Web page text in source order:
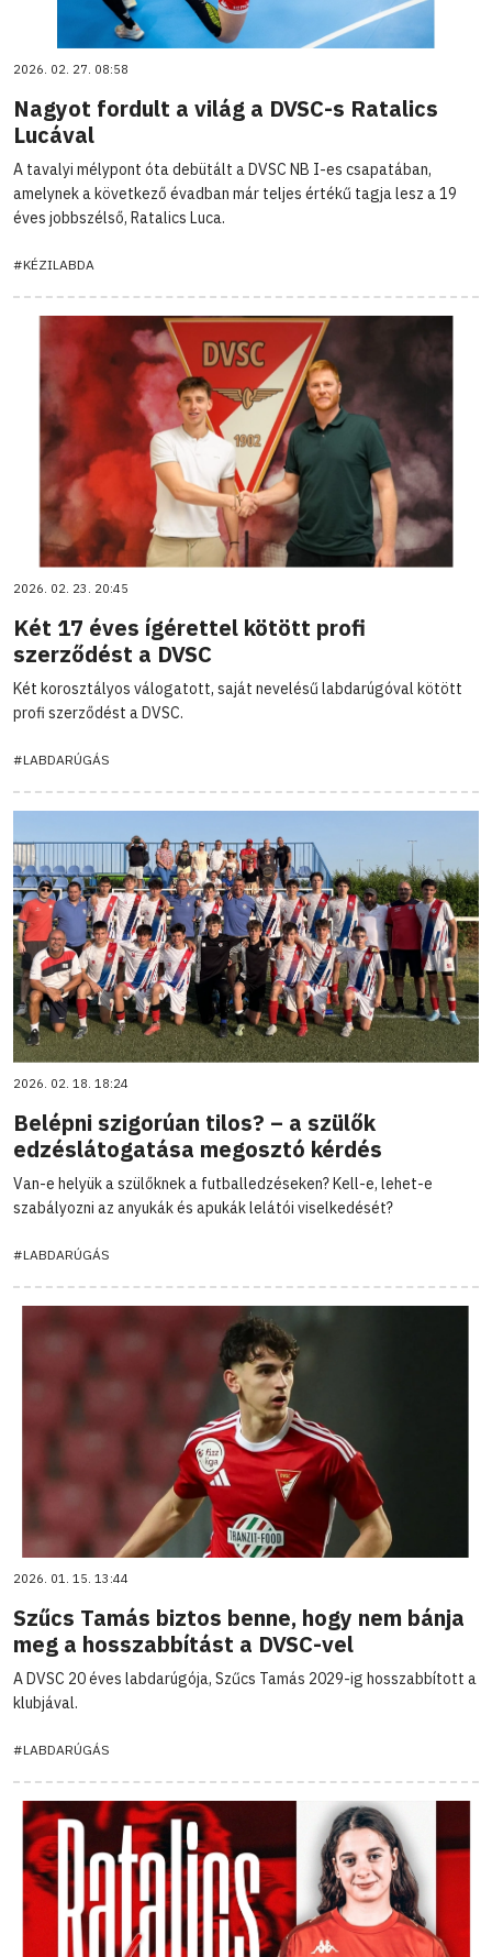
2026. 02. 27. 08:58
Nagyot fordult a világ a DVSC-s Ratalics
Lucával
A tavalyi mélypont óta debütált a DVSC NB I-es csapatában,
amelynek a következő évadban már teljes értékű tagja lesz a 19
éves jobbszélső, Ratalics Luca.
#KÉZILABDA
2026. 02. 23. 20:45
Két 17 éves ígérettel kötött profi
szerződést a DVSC
Két korosztályos válogatott, saját nevelésű labdarúgóval kötött
profi szerződést a DVSC.
#LABDARÚGÁS
2026. 02. 18. 18:24
Belépni szigorúan tilos? – a szülők
edzéslátogatása megosztó kérdés
Van-e helyük a szülőknek a futballedzéseken? Kell-e, lehet-e
szabályozni az anyukák és apukák lelátói viselkedését?
#LABDARÚGÁS
2026. 01. 15. 13:44
Szűcs Tamás biztos benne, hogy nem bánja
meg a hosszabbítást a DVSC-vel
A DVSC 20 éves labdarúgója, Szűcs Tamás 2029-ig hosszabbított a
klubjával.
#LABDARÚGÁS